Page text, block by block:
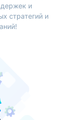
и
стратегий и